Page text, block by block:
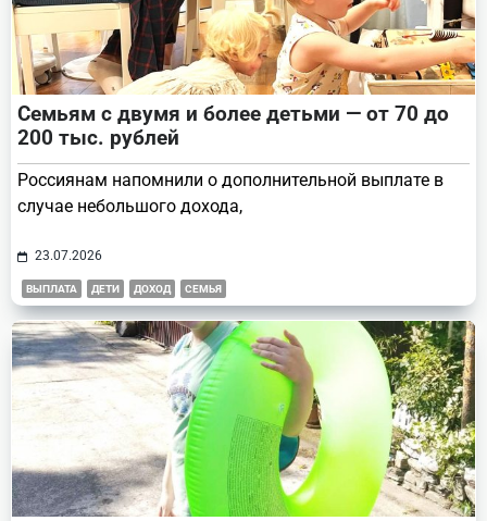
Семьям с двумя и более детьми — от 70 до
200 тыс. рублей
Россиянам напомнили о дополнительной выплате в
случае небольшого дохода,
23.07.2026
ВЫПЛАТА ДЕТИ ДОХОД СЕМЬЯ